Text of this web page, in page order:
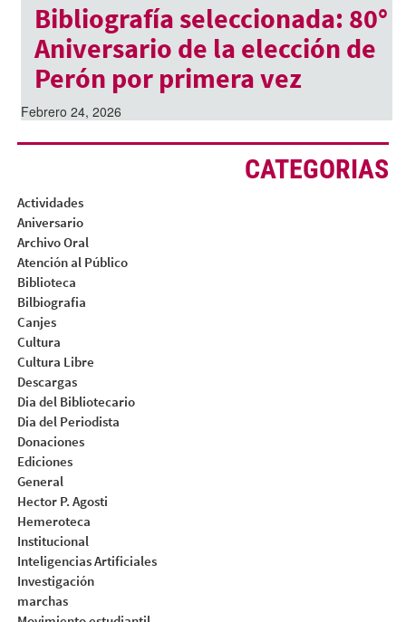
Bibliografía seleccionada: 80°
Aniversario de la elección de
Perón por primera vez
Febrero 24, 2026
CATEGORIAS
Actividades
Aniversario
Archivo Oral
Atención al Público
Biblioteca
Bilbiografia
Canjes
Cultura
Cultura Libre
Descargas
Dia del Bibliotecario
Dia del Periodista
Donaciones
Ediciones
General
Hector P. Agosti
Hemeroteca
Institucional
Inteligencias Artificiales
Investigación
marchas